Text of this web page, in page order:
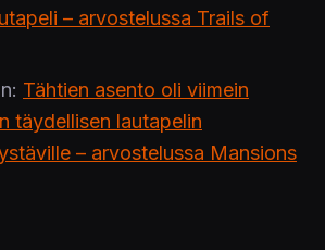
– arvostelussa Trails of
Tähtien asento oli viimein
täydellisen lautapelin
– arvostelussa Mansions